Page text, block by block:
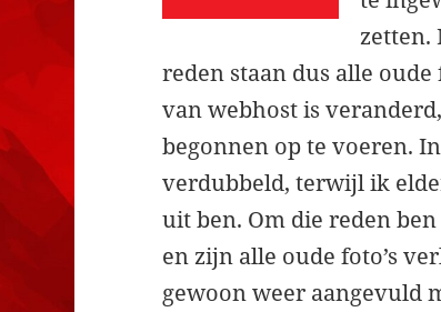
zetten.
reden staan dus alle
van webhost is
begonnen op te voeren.
verdubbeld, terwijl ik
uit ben. Om die reden
en zijn alle oude foto’s
gewoon weer aangevuld